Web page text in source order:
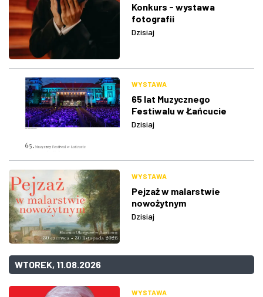
Konkurs - wystawa
fotografii
Dzisiaj
WYSTAWA
65 lat Muzycznego
Festiwalu w Łańcucie
Dzisiaj
WYSTAWA
Pejzaż w malarstwie
nowożytnym
Dzisiaj
WTOREK, 11.08.2026
WYSTAWA